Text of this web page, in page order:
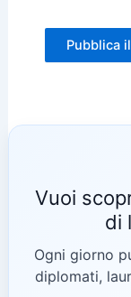
Vuoi
di
Ogni giorno
diplomati,